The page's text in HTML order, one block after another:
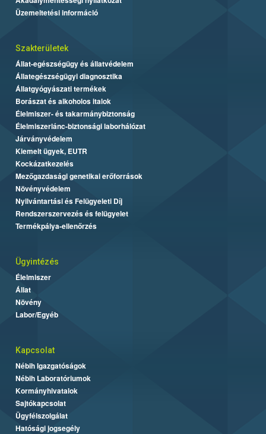
Üzemeltetési információ
Szakterületek
Állat-egészségügy és állatvédelem
Állategészségügyi diagnosztika
Állatgyógyászati termékek
Borászat és alkoholos italok
Élelmiszer- és takarmánybiztonság
Élelmiszerlánc-biztonsági laborhálózat
Járványvédelem
Kiemelt ügyek, EUTR
Kockázatkezelés
Mezőgazdasági genetikai erőforrások
Növényvédelem
Nyilvántartási és Felügyeleti Díj
Rendszerszervezés és felügyelet
Termékpálya-ellenőrzés
Ügyintézés
Élelmiszer
Állat
Növény
Labor/Egyéb
Kapcsolat
Nébih Igazgatóságok
Nébih Laboratóriumok
Kormányhivatalok
Sajtókapcsolat
Ügyfélszolgálat
Hatósági jogsegély